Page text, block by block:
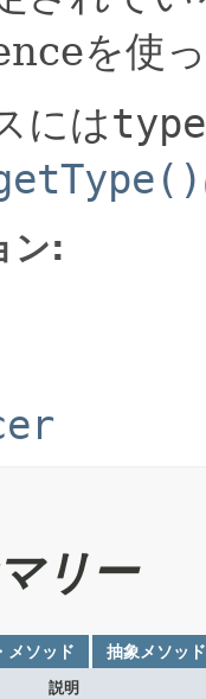
を使
にはtype
ン:
リー
メソッド 抽象メソッド
説明